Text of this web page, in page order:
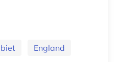
England